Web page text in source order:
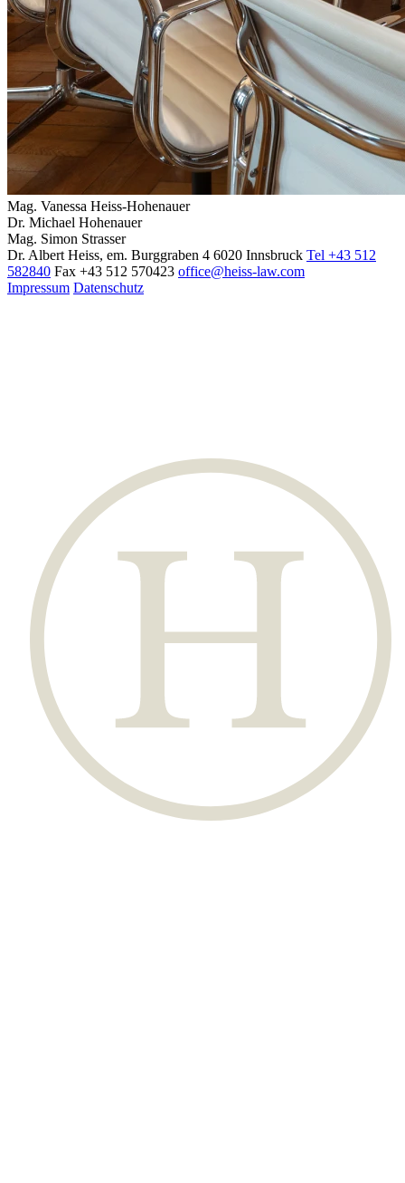
Mag. Vanessa Heiss-Hohenauer
Dr. Michael Hohenauer
Mag. Simon Strasser
Dr. Albert Heiss, em. Burggraben 4 6020 Innsbruck Tel +43 512
582840 Fax +43 512 570423 office@heiss-law.com
Impressum Datenschutz